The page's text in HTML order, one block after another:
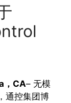
，CA– 无模
通控集团博